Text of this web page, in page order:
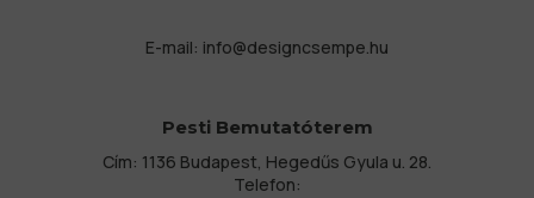
E-mail: info@designcsempe.hu
Pesti Bemutatóterem
Cím: 1136 Budapest, Hegedűs Gyula u. 28.
Telefon: